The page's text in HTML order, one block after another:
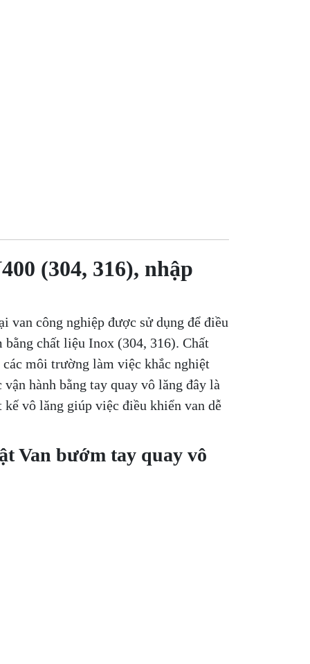
(304, 316), nhập
van công nghiệp được sử dụng để điều
chất liệu Inox (304, 316). Chất
môi trường làm việc khắc nghiệt
hành bằng tay quay vô lăng đây là
vô lăng giúp việc điều khiển van dễ
Van bướm tay quay vô